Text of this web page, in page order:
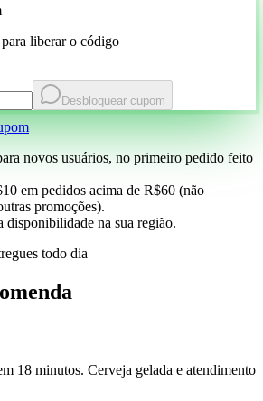
liberar o código
Desbloquear cupom
novos usuários, no primeiro pedido feito
em pedidos acima de R$60 (não
promoções).
disponibilidade na sua região.
todo dia
18 minutos. Cerveja gelada e atendimento